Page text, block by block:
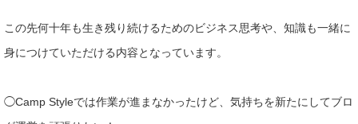
この先何十年も生き残り続けるためのビジネス思考や、知識も一緒に
身につけていただける内容となっています。
◯Camp Styleでは作業が進まなかったけど、 気持ちを新たにしてブロ